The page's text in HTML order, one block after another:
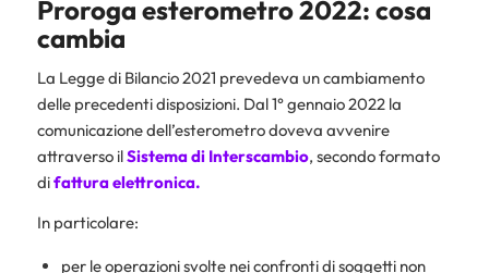
Proroga esterometro 2022: cosa
cambia
La Legge di Bilancio 2021 prevedeva un cambiamento
delle precedenti disposizioni. Dal 1° gennaio 2022 la
comunicazione dell’esterometro doveva avvenire
attraverso ilSistema di Interscambio, secondo formato
difattura elettronica.
In particolare:
per le operazioni svolte nei confronti di soggetti non